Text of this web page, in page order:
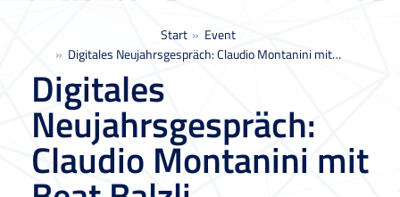
Sie befinden sich hier:
Start
Event
Digitales Neujahrsgespräch: Claudio Montanini mit…
Digitales
Neujahrsgespräch:
Claudio Montanini mit